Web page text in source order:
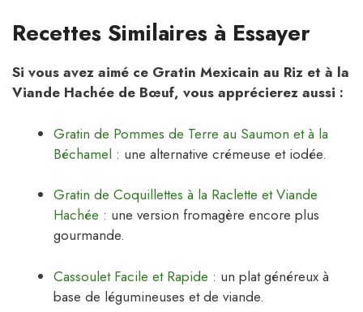
Recettes Similaires à Essayer
Si vous avez aimé ce Gratin Mexicain au Riz et à la
Viande Hachée de Bœuf, vous apprécierez aussi :
Gratin de Pommes de Terre au Saumon et à la
Béchamel : une alternative crémeuse et iodée.
Gratin de Coquillettes à la Raclette et Viande
Hachée : une version fromagère encore plus
gourmande.
Cassoulet Facile et Rapide : un plat généreux à
base de légumineuses et de viande.